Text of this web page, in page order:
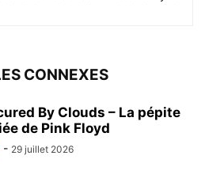
CONNEXES
By Clouds – La pépite
de Pink Floyd
- 29 juillet 2026